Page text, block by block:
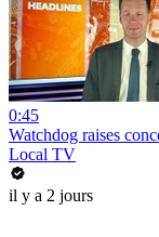
0:45
Watchdog raises
Local TV
il y a 2 jours